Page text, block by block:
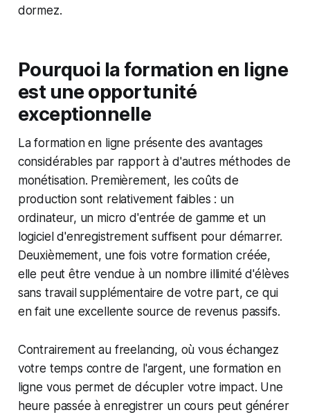
dormez.
Pourquoi la formation en ligne
est une opportunité
exceptionnelle
La formation en ligne présente des avantages
considérables par rapport à d'autres méthodes de
monétisation. Premièrement, les coûts de
production sont relativement faibles : un
ordinateur, un micro d'entrée de gamme et un
logiciel d'enregistrement suffisent pour démarrer.
Deuxièmement, une fois votre formation créée,
elle peut être vendue à un nombre illimité d'élèves
sans travail supplémentaire de votre part, ce qui
en fait une excellente source de revenus passifs.
Contrairement au freelancing, où vous échangez
votre temps contre de l'argent, une formation en
ligne vous permet de décupler votre impact. Une
heure passée à enregistrer un cours peut générer